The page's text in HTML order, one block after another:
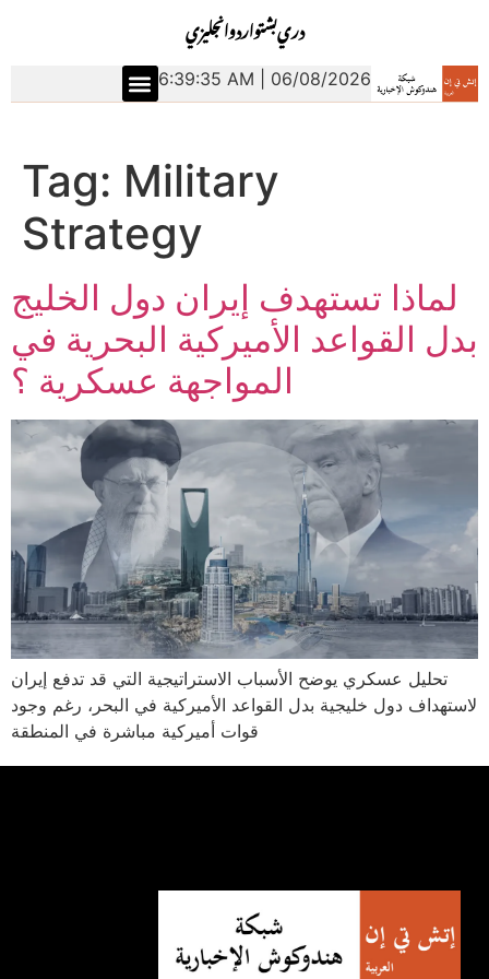
انجليزياردوبشتودري
6:39:35 AM | 06/08/2026
Tag: Military
Strategy
لماذا تستهدف إيران دول الخليج
بدل القواعد الأميركية البحرية في
المواجهة عسكرية ؟
تحليل عسكري يوضح الأسباب الاستراتيجية التي قد تدفع إيران
لاستهداف دول خليجية بدل القواعد الأميركية في البحر، رغم وجود
قوات أميركية مباشرة في المنطقة